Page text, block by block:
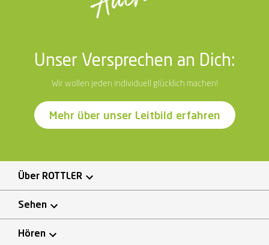
Unser Versprechen an Dich:
Wir wollen jeden individuell glücklich machen!
Mehr über unser Leitbild erfahren
Über ROTTLER
Sehen
Hören